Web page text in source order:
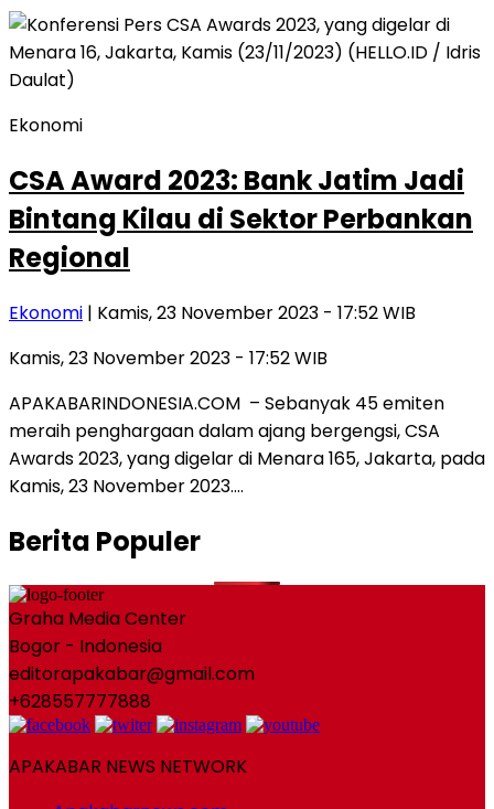
Ekonomi
CSA Award 2023: Bank Jatim Jadi
Bintang Kilau di Sektor Perbankan
Regional
Ekonomi | Kamis, 23 November 2023 - 17:52 WIB
Kamis, 23 November 2023 - 17:52 WIB
APAKABARINDONESIA.COM – Sebanyak 45 emiten
meraih penghargaan dalam ajang bergengsi, CSA
Awards 2023, yang digelar di Menara 165, Jakarta, pada
Kamis, 23 November 2023….
Berita Populer
Graha Media Center
Bogor - Indonesia
editorapakabar@gmail.com
+628557777888
APAKABAR NEWS NETWORK